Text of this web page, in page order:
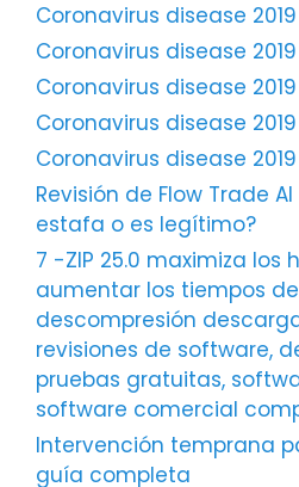
Coronavirus disease 2019
Coronavirus disease 2019
Coronavirus disease 2019
Coronavirus disease 2019
Coronavirus disease 2019
Revisión de Flow Trade AI
estafa o es legítimo?
7 -ZIP 25.0 maximiza los
aumentar los tiempos
descompresión
revisiones de software,
pruebas gratuitas,
software comercial
Intervención temprana
guía completa